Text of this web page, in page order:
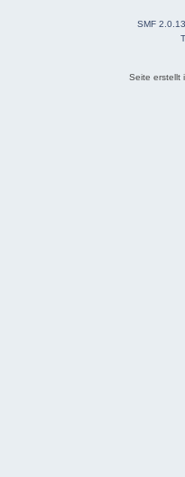
SMF 2.0.13
Seite erstellt